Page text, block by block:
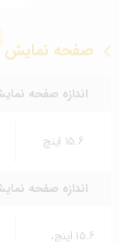
صفحه نمایش
اندازه صفحه
۱۵.۶ اینچ
اندازه صفحه
۱۵.۶ اینچ،